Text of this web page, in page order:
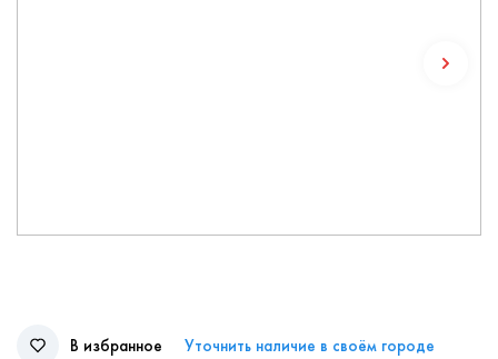
В избранное Уточнить наличие в своём городе